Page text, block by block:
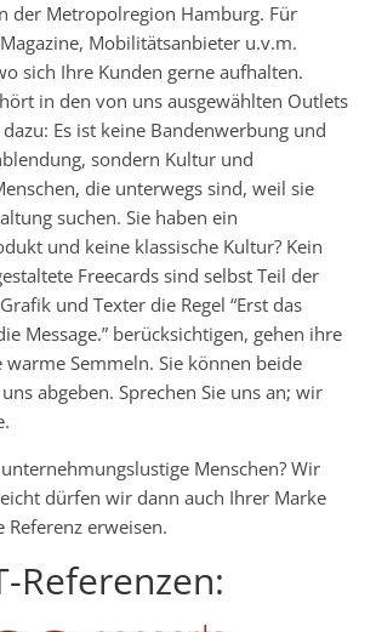
der Metropolregion Hamburg. Für
Mobilitätsanbieter u.v.m.
sich Ihre Kunden gerne aufhalten.
in den von uns ausgewählten Outlets
Es ist keine Bandenwerbung und
sondern Kultur und
die unterwegs sind, weil sie
suchen. Sie haben ein
und keine klassische Kultur? Kein
Freecards sind selbst Teil der
und Texter die Regel “Erst das
Message.” berücksichtigen, gehen ihre
warme Semmeln. Sie können beide
abgeben. Sprechen Sie uns an; wir
Menschen? Wir
dürfen wir dann auch Ihrer Marke
erweisen.
Referenzen: